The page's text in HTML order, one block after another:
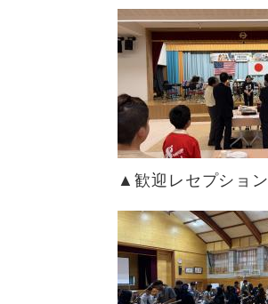
▲歓迎レセプション